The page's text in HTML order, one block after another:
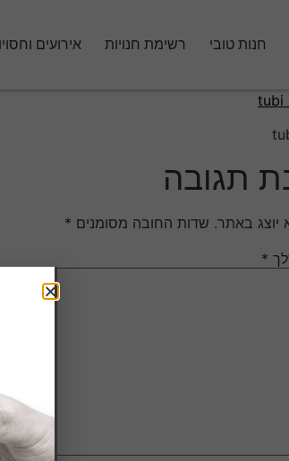
חנות טובי רשימת חנויות אירועים
תגובה
יוצג באתר. שדות החובה מסומנים *
*